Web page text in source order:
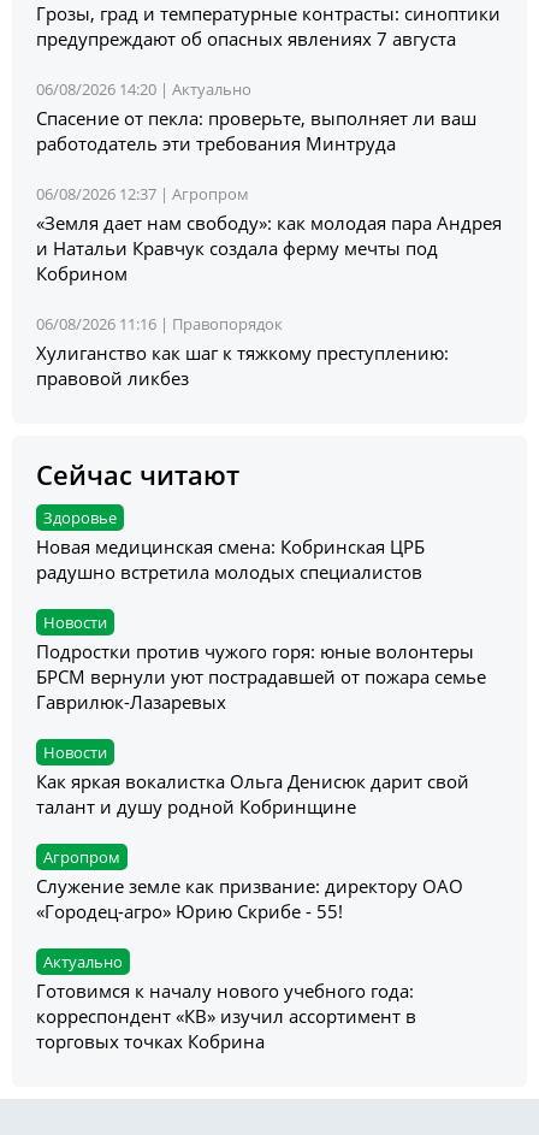
Грозы, град и температурные контрасты: синоптики
предупреждают об опасных явлениях 7 августа
06/08/2026 14:20 | Актуально
Спасение от пекла: проверьте, выполняет ли ваш
работодатель эти требования Минтруда
06/08/2026 12:37 | Агропром
«Земля дает нам свободу»: как молодая пара Андрея
и Натальи Кравчук создала ферму мечты под
Кобрином
06/08/2026 11:16 | Правопорядок
Хулиганство как шаг к тяжкому преступлению:
правовой ликбез
Сейчас читают
Здоровье
Новая медицинская смена: Кобринская ЦРБ
радушно встретила молодых специалистов
Новости
Подростки против чужого горя: юные волонтеры
БРСМ вернули уют пострадавшей от пожара семье
Гаврилюк-Лазаревых
Новости
Как яркая вокалистка Ольга Денисюк дарит свой
талант и душу родной Кобринщине
Агропром
Служение земле как призвание: директору ОАО
«Городец-агро» Юрию Скрибе - 55!
Актуально
Готовимся к началу нового учебного года:
корреспондент «КВ» изучил ассортимент в
торговых точках Кобрина